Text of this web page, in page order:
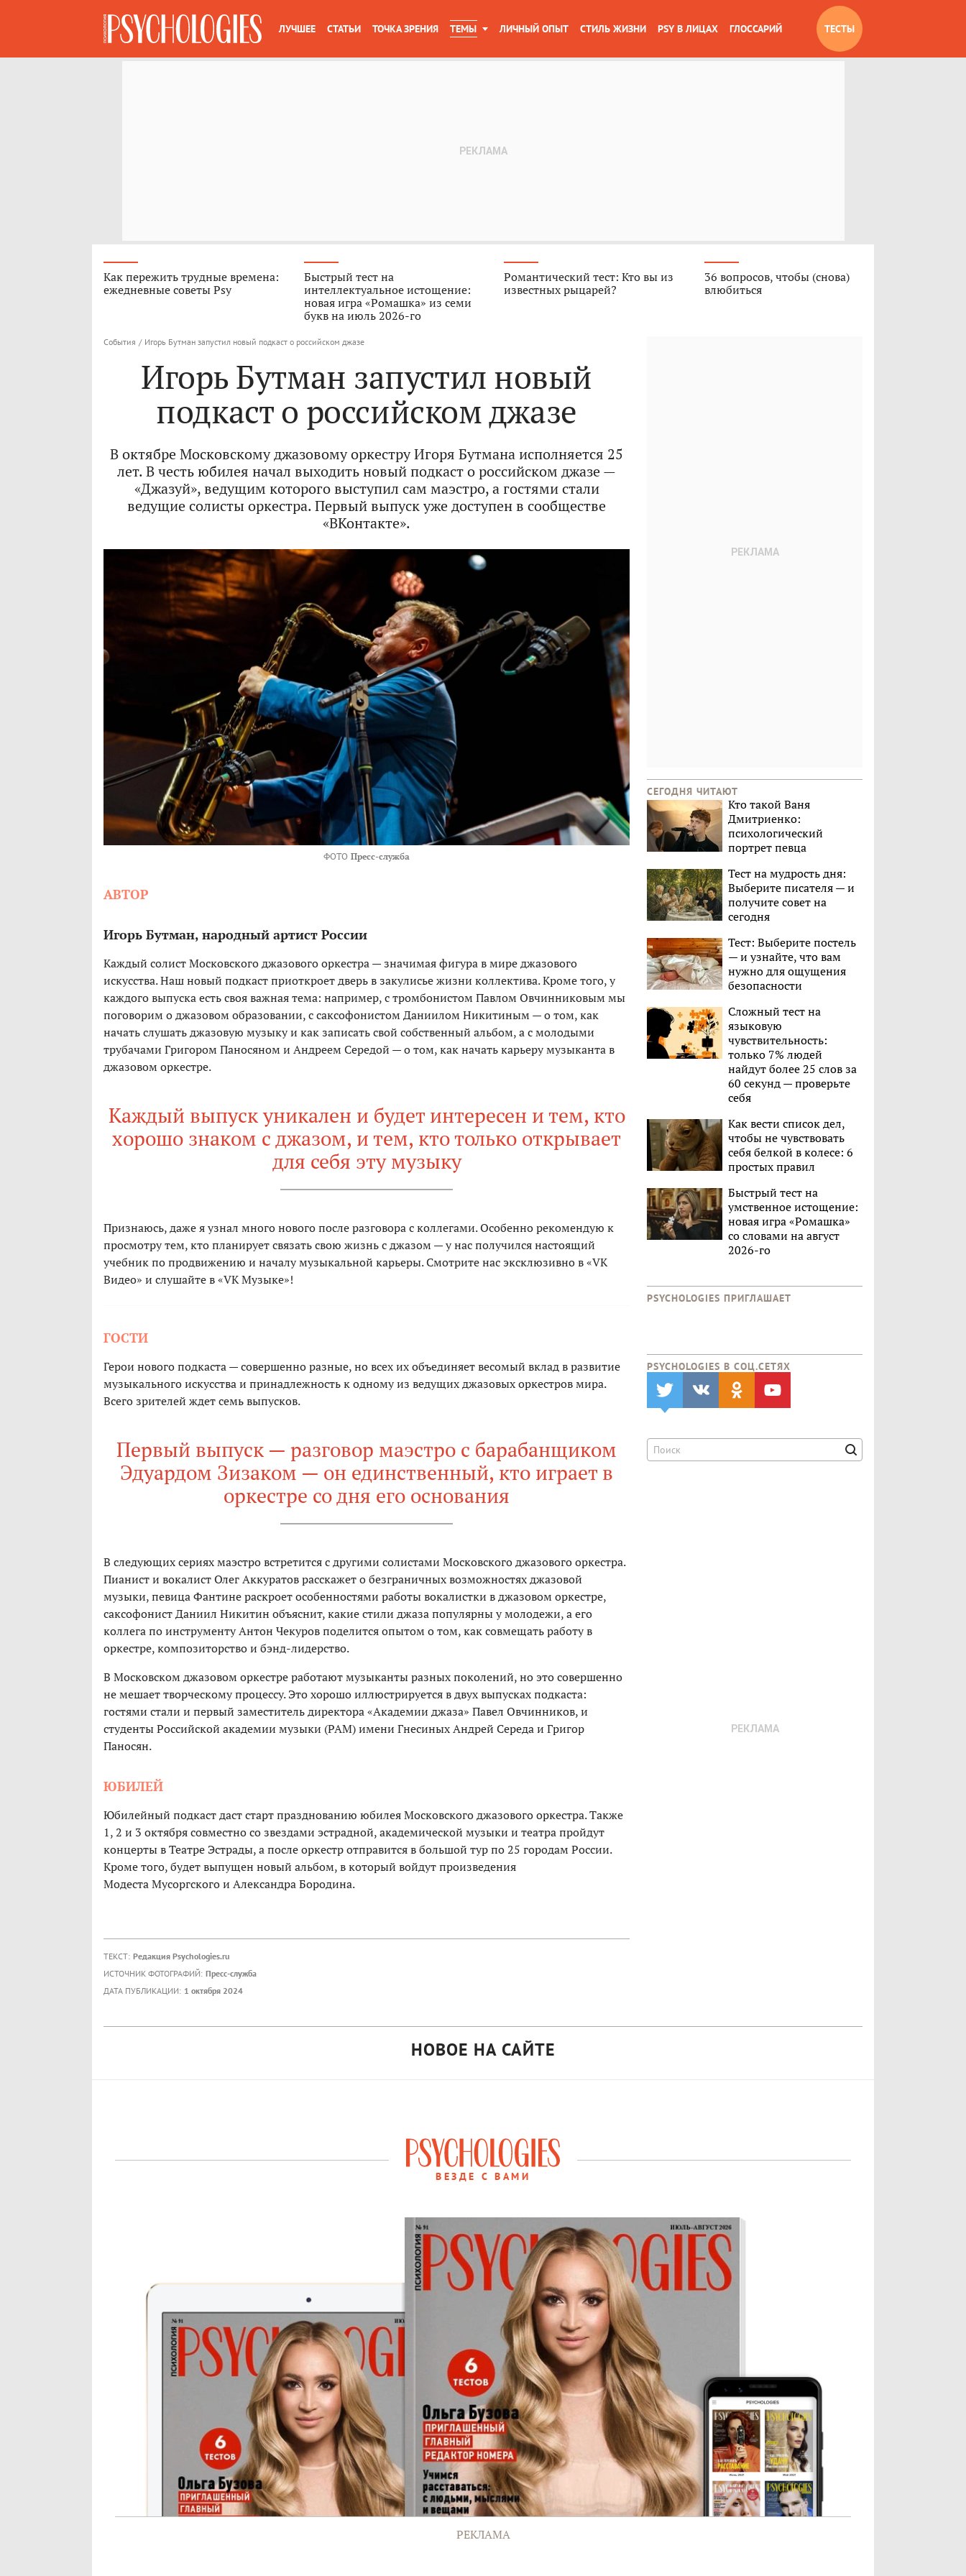
ЛУЧШЕЕ СТАТЬИ ТОЧКА ЗРЕНИЯ ТЕМЫ ЛИЧНЫЙ ОПЫТ СТИЛЬ ЖИЗНИ PSY В ЛИЦАХ ГЛОССАРИЙ ТЕСТЫ
Как пережить трудные времена:
ежедневные советы Psy
Быстрый тест на
интеллектуальное истощение:
новая игра «Ромашка» из семи
букв на июль 2026-го
Романтический тест: Кто вы из
известных рыцарей?
36 вопросов, чтобы (снова)
влюбиться
События / Игорь Бутман запустил новый подкаст о российском джазе
Игорь Бутман запустил новый
подкаст о российском джазе
В октябре Московскому джазовому оркестру Игоря Бутмана исполняется 25
лет. В честь юбилея начал выходить новый подкаст о российском джазе —
«Джазуй», ведущим которого выступил сам маэстро, а гостями стали
ведущие солисты оркестра. Первый выпуск уже доступен в сообществе
«ВКонтакте».
ФОТО Пресс-служба
АВТОР
Игорь Бутман, народный артист России
Каждый солист Московского джазового оркестра — значимая фигура в мире джазового
искусства. Наш новый подкаст приоткроет дверь в закулисье жизни коллектива. Кроме того, у
каждого выпуска есть своя важная тема: например, с тромбонистом Павлом Овчинниковым мы
поговорим о джазовом образовании, с саксофонистом Даниилом Никитиным — о том, как
начать слушать джазовую музыку и как записать свой собственный альбом, а с молодыми
трубачами Григором Паносяном и Андреем Середой — о том, как начать карьеру музыканта в
джазовом оркестре.
Каждый выпуск уникален и будет интересен и тем, кто
хорошо знаком с джазом, и тем, кто только открывает
для себя эту музыку
Признаюсь, даже я узнал много нового после разговора с коллегами. Особенно рекомендую к
просмотру тем, кто планирует связать свою жизнь с джазом — у нас получился настоящий
учебник по продвижению и началу музыкальной карьеры. Смотрите нас эксклюзивно в «VK
Видео» и слушайте в «VK Музыке»!
ГОСТИ
Герои нового подкаста — совершенно разные, но всех их объединяет весомый вклад в развитие
музыкального искусства и принадлежность к одному из ведущих джазовых оркестров мира.
Всего зрителей ждет семь выпусков.
Первый выпуск — разговор маэстро с барабанщиком
Эдуардом Зизаком — он единственный, кто играет в
оркестре со дня его основания
В следующих сериях маэстро встретится с другими солистами Московского джазового оркестра.
Пианист и вокалист Олег Аккуратов расскажет о безграничных возможностях джазовой
музыки, певица Фантине раскроет особенностями работы вокалистки в джазовом оркестре,
саксофонист Даниил Никитин объяснит, какие стили джаза популярны у молодежи, а его
коллега по инструменту Антон Чекуров поделится опытом о том, как совмещать работу в
оркестре, композиторство и бэнд-лидерство.
В Московском джазовом оркестре работают музыканты разных поколений, но это совершенно
не мешает творческому процессу. Это хорошо иллюстрируется в двух выпусках подкаста:
гостями стали и первый заместитель директора «Академии джаза» Павел Овчинников, и
студенты Российской академии музыки (РАМ) имени Гнесиных Андрей Середа и Григор
Паносян.
ЮБИЛЕЙ
Юбилейный подкаст даст старт празднованию юбилея Московского джазового оркестра. Также
1, 2 и 3 октября совместно со звездами эстрадной, академической музыки и театра пройдут
концерты в Театре Эстрады, а после оркестр отправится в большой тур по 25 городам России.
Кроме того, будет выпущен новый альбом, в который войдут произведения
Модеста Мусоргского и Александра Бородина.
ТЕКСТ: Редакция Psychologies.ru
ИСТОЧНИК ФОТОГРАФИЙ: Пресс-служба
ДАТА ПУБЛИКАЦИИ: 1 октября 2024
СЕГОДНЯ ЧИТАЮТ
Кто такой Ваня
Дмитриенко:
психологический
портрет певца
Тест на мудрость дня:
Выберите писателя — и
получите совет на
сегодня
Тест: Выберите постель
— и узнайте, что вам
нужно для ощущения
безопасности
Сложный тест на
языковую
чувствительность:
только 7% людей
найдут более 25 слов за
60 секунд — проверьте
себя
Как вести список дел,
чтобы не чувствовать
себя белкой в колесе: 6
простых правил
Быстрый тест на
умственное истощение:
новая игра «Ромашка»
со словами на август
2026-го
PSYCHOLOGIES ПРИГЛАШАЕТ
PSYCHOLOGIES В CОЦ.СЕТЯХ
НОВОЕ НА САЙТЕ
ВЕЗДЕ С ВАМИ
РЕКЛАМА